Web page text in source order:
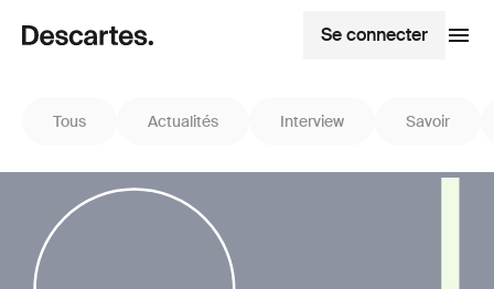
Se connecter
Tous Actualités Interview Savoir